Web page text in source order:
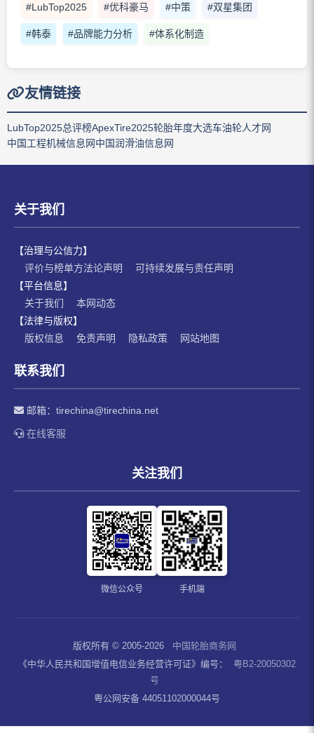
#LubTop2025 #优科豪马 #中策 #双星集团
#韩泰 #品牌能力分析 #体系化制造
友情链接
LubTop2025总评榜ApexTire2025轮胎年度大选车油轮人才网
中国工程机械信息网中国润滑油信息网
关于我们
【治理与公信力】
评价与榜单方法论声明
可持续发展与责任声明
【平台信息】
关于我们
本网动态
【法律与版权】
版权信息
免责声明 隐私政策 网站地图
联系我们
邮箱： tirechina@tirechina.net
在线客服
关注我们
微信公众号 手机端
版权所有 © 2005-2026
中国轮胎商务网
《中华人民共和国增值电信业务经营许可证》编号：
粤B2-20050302
号
粤公网安备 44051102000044号